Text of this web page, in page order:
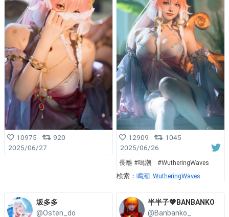
10975
920
2025/06/27
12909
1045
2025/06/26
長離 #鳴潮 #WutheringWaves
検索： 鳴潮 WutheringWaves
坂多多
@Osten_do
半半子💖BANBANKO
@Banbanko_